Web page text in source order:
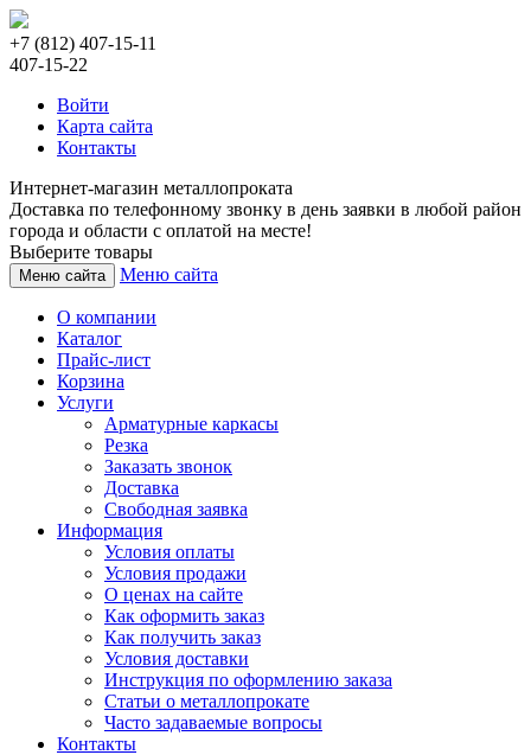
+7 (812) 407-15-11
407-15-22
Войти
Карта сайта
Контакты
Интернет-магазин металлопроката
Доставка по телефонному звонку в день заявки в любой район
города и области с оплатой на месте!
Выберите товары
Меню сайта Меню сайта
О компании
Каталог
Прайс-лист
Корзина
Услуги
Арматурные каркасы
Резка
Заказать звонок
Доставка
Свободная заявка
Информация
Условия оплаты
Условия продажи
О ценах на сайте
Как оформить заказ
Как получить заказ
Условия доставки
Инструкция по оформлению заказа
Статьи о металлопрокате
Часто задаваемые вопросы
Контакты